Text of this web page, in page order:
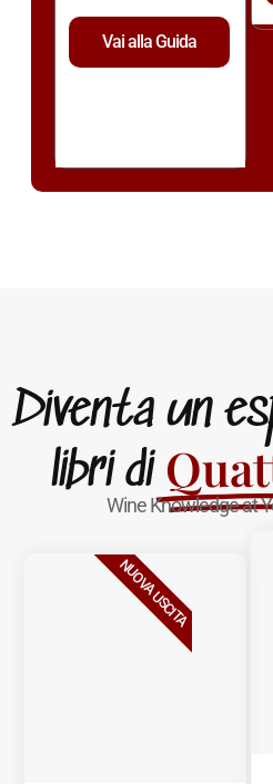
Vai alla Guida
Diventa un
libri di
Wine Knowledge at
NUOVA USCITA